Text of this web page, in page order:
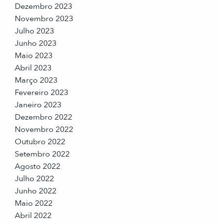
Dezembro 2023
Novembro 2023
Julho 2023
Junho 2023
Maio 2023
Abril 2023
Março 2023
Fevereiro 2023
Janeiro 2023
Dezembro 2022
Novembro 2022
Outubro 2022
Setembro 2022
Agosto 2022
Julho 2022
Junho 2022
Maio 2022
Abril 2022